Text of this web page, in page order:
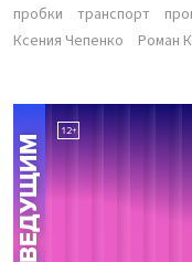
пробки транспорт
Ксения Чепенко
Роман